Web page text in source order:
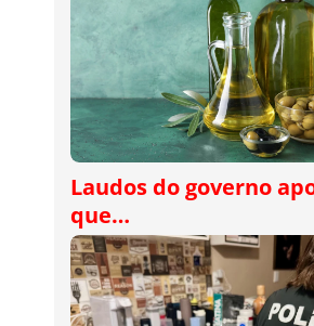
Laudos do governo
que…